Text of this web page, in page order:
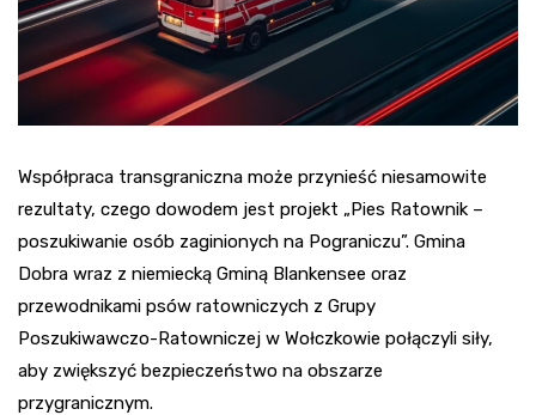
Współpraca transgraniczna może przynieść niesamowite
rezultaty, czego dowodem jest projekt „Pies Ratownik –
poszukiwanie osób zaginionych na Pograniczu”. Gmina
Dobra wraz z niemiecką Gminą Blankensee oraz
przewodnikami psów ratowniczych z Grupy
Poszukiwawczo-Ratowniczej w Wołczkowie połączyli siły,
aby zwiększyć bezpieczeństwo na obszarze
przygranicznym.